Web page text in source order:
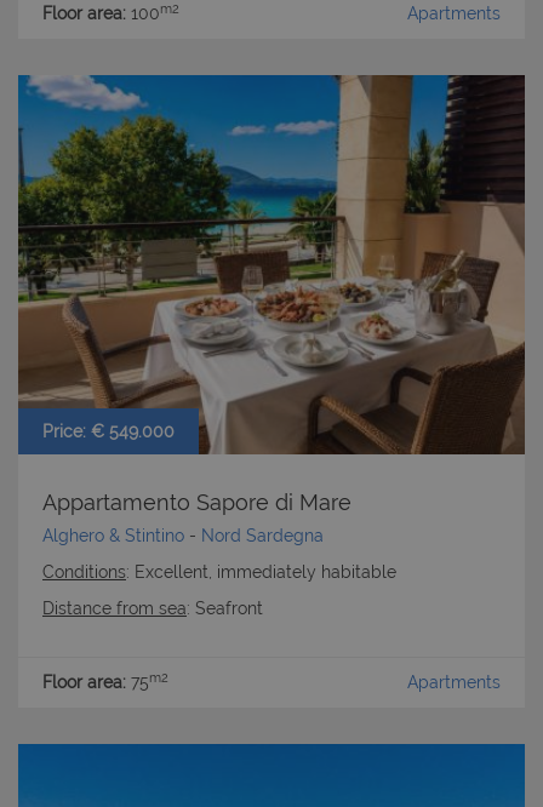
Floor area: 100m2 Apartments
Price: € 549.000
Appartamento Sapore di Mare
Alghero & Stintino - Nord Sardegna
Conditions: Excellent, immediately habitable
Distance from sea: Seafront
Floor area: 75m2 Apartments